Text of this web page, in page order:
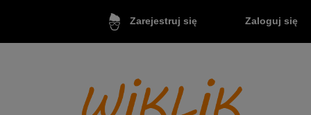
Zarejestruj się Zaloguj się